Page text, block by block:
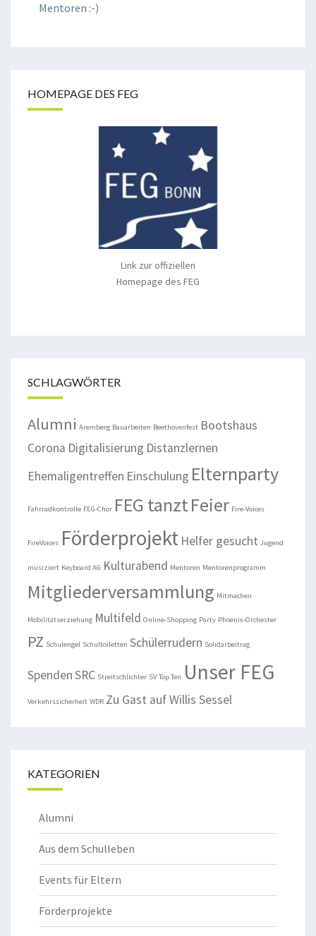
Mentoren :-)
HOMEPAGE DES FEG
Link zur offiziellen
Homepage des FEG
SCHLAGWÖRTER
Alumni Aremberg Bauarbeiten Beethovenfest Bootshaus
Corona Digitalisierung Distanzlernen
Ehemaligentreffen Einschulung Elternparty
Fahrradkontrolle FEG-Chor FEG tanztFeier Fire-Voices
FireVoices Förderprojekt Helfer gesucht Jugend
musiziert Keyboard AG Kulturabend Mentoren Mentorenprogramm
Mitgliederversammlung Mitmachen
Mobilitätserziehung Multifeld Online-Shopping Party Phoenix-Orchester
PZ Schulengel Schultoiletten Schülerrudern Solidarbeitrag
SpendenSRC Streitschlichter SV Top Ten Unser FEG
Verkehrssicherheit WDR Zu Gast auf Willis Sessel
KATEGORIEN
Alumni
Aus dem Schulleben
Events für Eltern
Förderprojekte